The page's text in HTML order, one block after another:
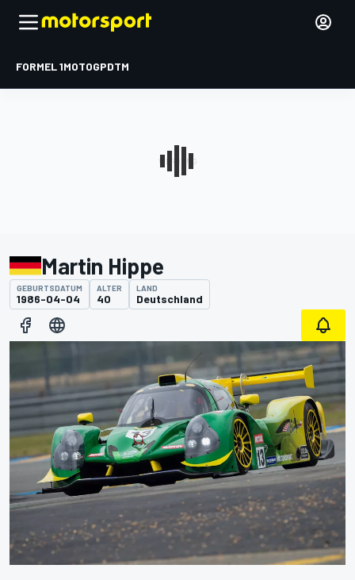
FORMEL 1MOTOGPDTM
Martin Hippe
GEBURTSDATUM
1986-04-04
ALTER
40
LAND
Deutschland